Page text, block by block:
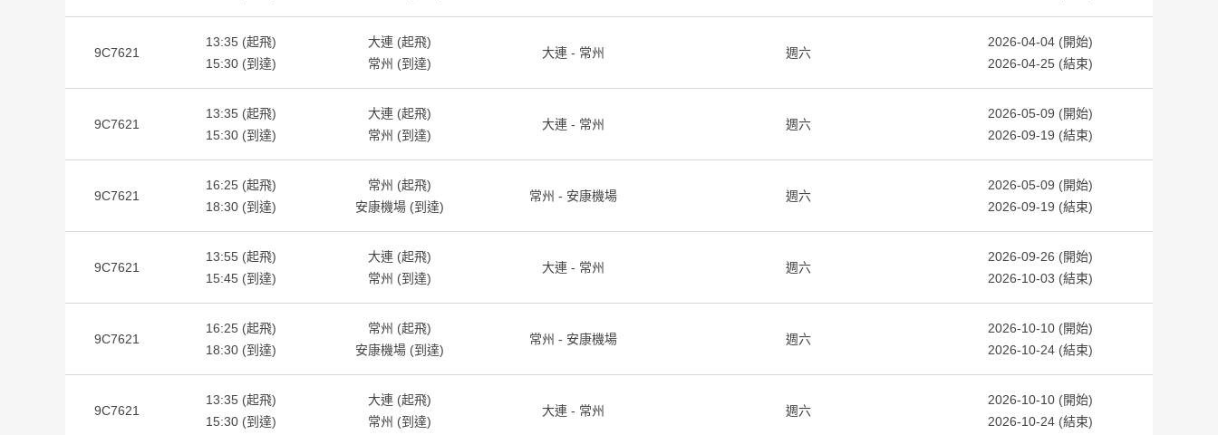
9C7621
13:35 (起飛)
15:30 (到達)
大連 (起飛)
常州 (到達)
大連 - 常州 週六
2026-04-04 (開始)
2026-04-25 (結束)
9C7621
13:35 (起飛)
15:30 (到達)
大連 (起飛)
常州 (到達)
大連 - 常州 週六
2026-05-09 (開始)
2026-09-19 (結束)
9C7621
16:25 (起飛)
18:30 (到達)
常州 (起飛)
安康機場 (到達)
常州 - 安康機場 週六
2026-05-09 (開始)
2026-09-19 (結束)
9C7621
13:55 (起飛)
15:45 (到達)
大連 (起飛)
常州 (到達)
大連 - 常州 週六
2026-09-26 (開始)
2026-10-03 (結束)
9C7621
16:25 (起飛)
18:30 (到達)
常州 (起飛)
安康機場 (到達)
常州 - 安康機場 週六
2026-10-10 (開始)
2026-10-24 (結束)
9C7621
13:35 (起飛)
15:30 (到達)
大連 (起飛)
常州 (到達)
大連 - 常州 週六
2026-10-10 (開始)
2026-10-24 (結束)